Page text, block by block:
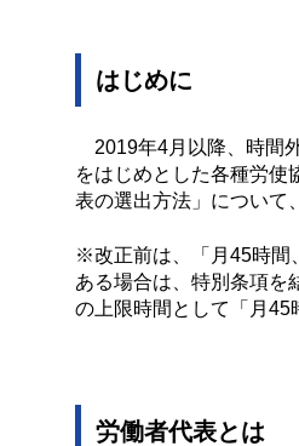
はじめに
2019年4月以降、時間
をはじめとした各種労使
表の選出方法」について
※改正前は、「月45時間
ある場合は、特別条項を
の上限時間として「月45
労働者代表とは